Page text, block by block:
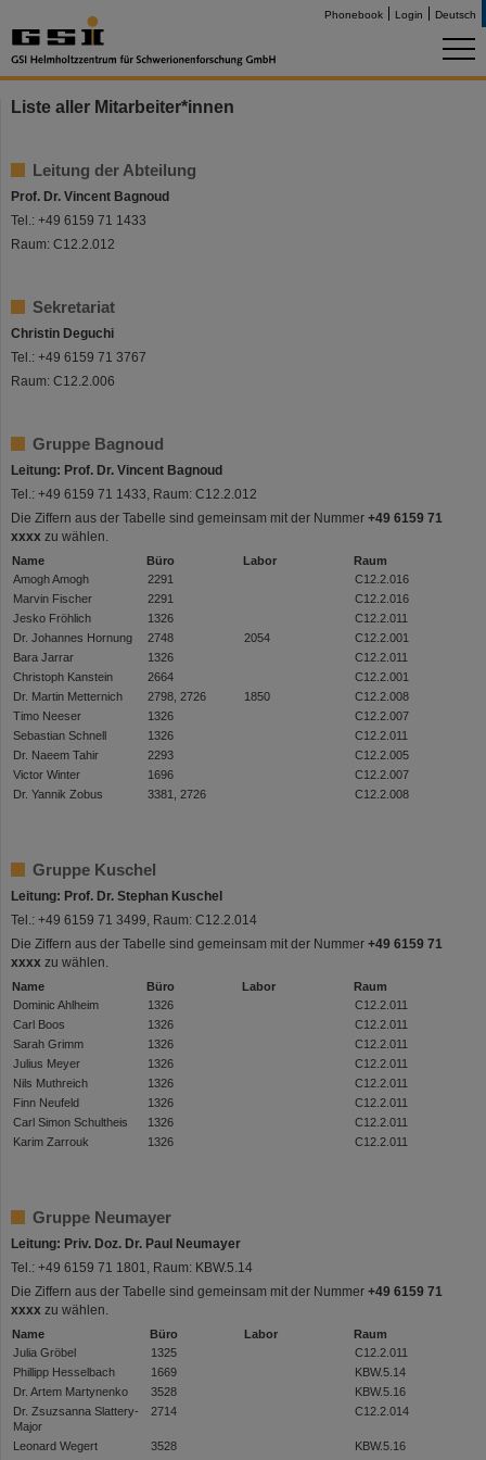
Phonebook Login Deutsch
Liste aller Mitarbeiter*innen
Leitung der Abteilung
Prof. Dr. Vincent Bagnoud
Tel.: +49 6159 71 1433
Raum: C12.2.012
Sekretariat
Christin Deguchi
Tel.: +49 6159 71 3767
Raum: C12.2.006
Gruppe Bagnoud
Leitung: Prof. Dr. Vincent Bagnoud
Tel.: +49 6159 71 1433, Raum: C12.2.012
Die Ziffern aus der Tabelle sind gemeinsam mit der Nummer +49 6159 71
xxxx zu wählen.
Name Büro Labor
Raum
Amogh Amogh
2291
C12.2.016
Marvin Fischer
2291
C12.2.016
Jesko Fröhlich
1326
C12.2.011
Dr. Johannes Hornung
2748 2054
C12.2.001
Bara Jarrar
1326
C12.2.011
Christoph Kanstein
2664
C12.2.001
Dr. Martin Metternich
2798, 2726 1850
C12.2.008
Timo Neeser
1326
C12.2.007
Sebastian Schnell
1326
C12.2.011
Dr. Naeem Tahir
2293
C12.2.005
Victor Winter
1696
C12.2.007
Dr. Yannik Zobus
3381, 2726 C12.2.008
Gruppe Kuschel
Leitung: Prof. Dr. Stephan Kuschel
Tel.: +49 6159 71 3499, Raum: C12.2.014
Die Ziffern aus der Tabelle sind gemeinsam mit der Nummer +49 6159 71
xxxx zu wählen.
Name Büro Labor
Raum
Dominic Ahlheim
1326
C12.2.011
Carl Boos
1326
C12.2.011
Sarah Grimm
1326
C12.2.011
Julius Meyer
1326
C12.2.011
Nils Muthreich
1326
C12.2.011
Finn Neufeld
1326
C12.2.011
Carl Simon Schultheis
1326
C12.2.011
Karim Zarrouk
1326 C12.2.011
Gruppe Neumayer
Leitung: Priv. Doz. Dr. Paul Neumayer
Tel.: +49 6159 71 1801, Raum: KBW.5.14
Die Ziffern aus der Tabelle sind gemeinsam mit der Nummer +49 6159 71
xxxx zu wählen.
Name Büro Labor
Raum
Julia Gröbel
1325
C12.2.011
Phillipp Hesselbach
1669
KBW.5.14
Dr. Artem Martynenko
3528
KBW.5.16
Dr. Zsuzsanna Slattery-
Major
2714 C12.2.014
Leonard Wegert 3528 KBW.5.16